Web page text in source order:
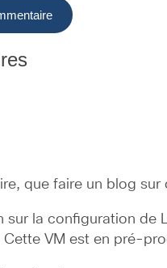
que faire un blog
sur la configuration de
Cette VM est en pré-